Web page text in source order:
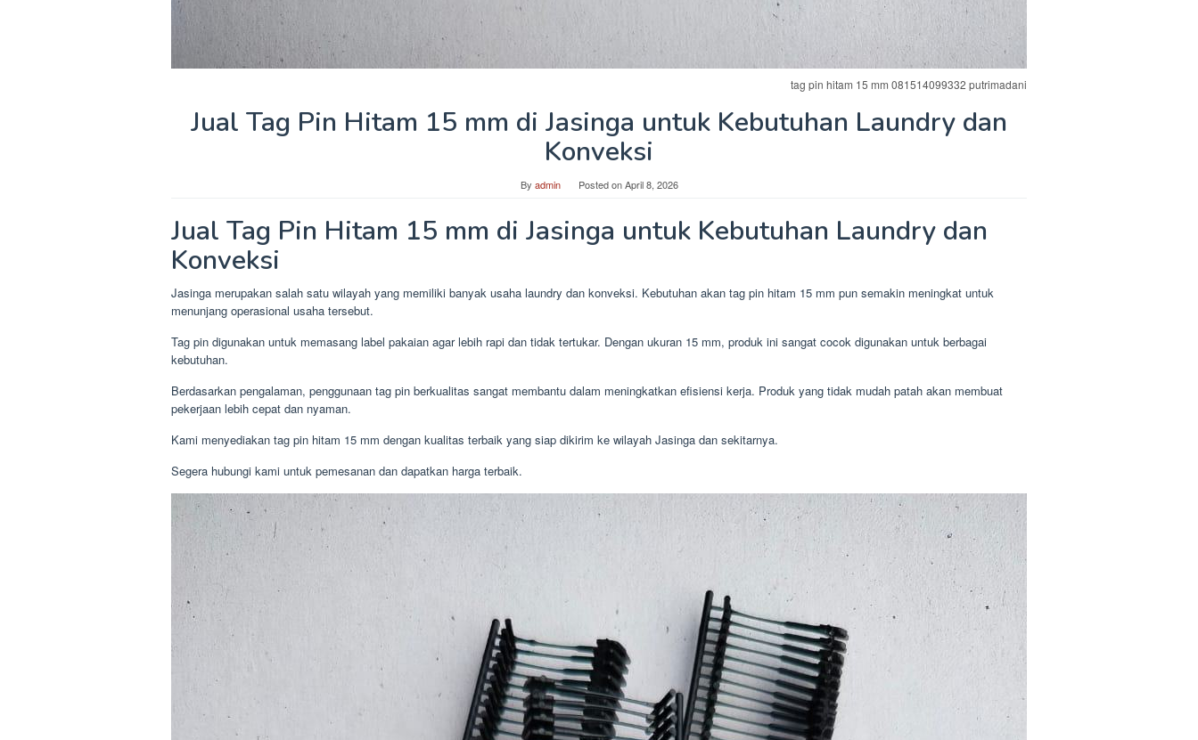
tag pin hitam 15 mm 081514099332 putrimadani
Jual Tag Pin Hitam 15 mm di Jasinga untuk Kebutuhan Laundry dan
Konveksi
By admin Posted onApril 8, 2026
Jual Tag Pin Hitam 15 mm di Jasinga untuk Kebutuhan Laundry dan
Konveksi
Jasinga merupakan salah satu wilayah yang memiliki banyak usaha laundry dan konveksi. Kebutuhan akan tag pin hitam 15 mm pun semakin meningkat untuk
menunjang operasional usaha tersebut.
Tag pin digunakan untuk memasang label pakaian agar lebih rapi dan tidak tertukar. Dengan ukuran 15 mm, produk ini sangat cocok digunakan untuk berbagai
kebutuhan.
Berdasarkan pengalaman, penggunaan tag pin berkualitas sangat membantu dalam meningkatkan efisiensi kerja. Produk yang tidak mudah patah akan membuat
pekerjaan lebih cepat dan nyaman.
Kami menyediakan tag pin hitam 15 mm dengan kualitas terbaik yang siap dikirim ke wilayah Jasinga dan sekitarnya.
Segera hubungi kami untuk pemesanan dan dapatkan harga terbaik.